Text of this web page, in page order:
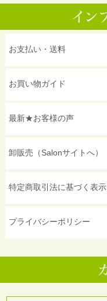
お支払い・送料
お買い物ガイド
最新★お客様の声
卸販売（Salonサイトへ）
特定商取引法に基づく表示
プライバシーポリシー